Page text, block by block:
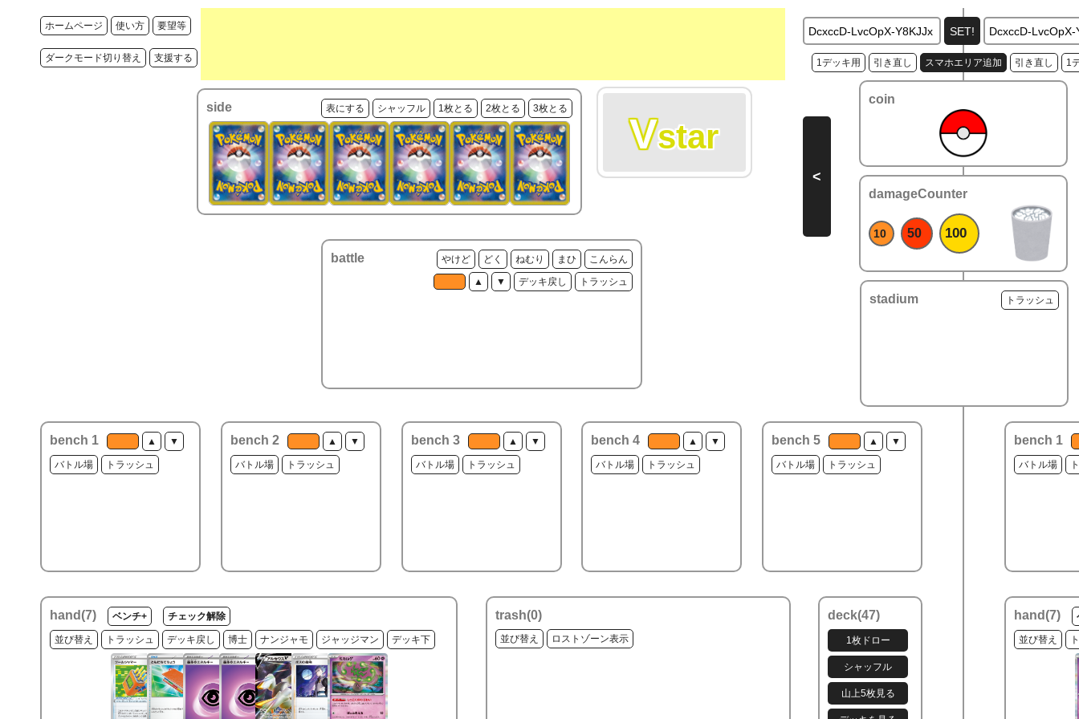
ホームページ 使い方 要望等
ダークモード切り替え 支援する
side 表にする シャッフル 1枚とる 2枚とる 3枚とる
Vstar
battle やけど どく ねむり まひ
こんらん
▲
▼ デッキ戻し トラッシュ
bench 1 ▲ ▼
バトル場 トラッシュ
bench 2 ▲ ▼
バトル場 トラッシュ
bench 3 ▲ ▼
バトル場 トラッシュ
bench 4 ▲ ▼
バトル場 トラッシュ
bench 5 ▲ ▼
バトル場 トラッシュ
hand(7) ベンチ+ チェック解除
並び替え トラッシュ デッキ戻し 博士 ナンジャモ ジャッジマン デッキ下
trash(0)
並び替え ロストゾーン表示
deck(47)
stadium トラッシュ
bench 1
バトル場
hand(7)
並び替え
1デッキ用 引き直し スマホエリア追加 引き直し 1
coin
damageCounter
10 50 100
<